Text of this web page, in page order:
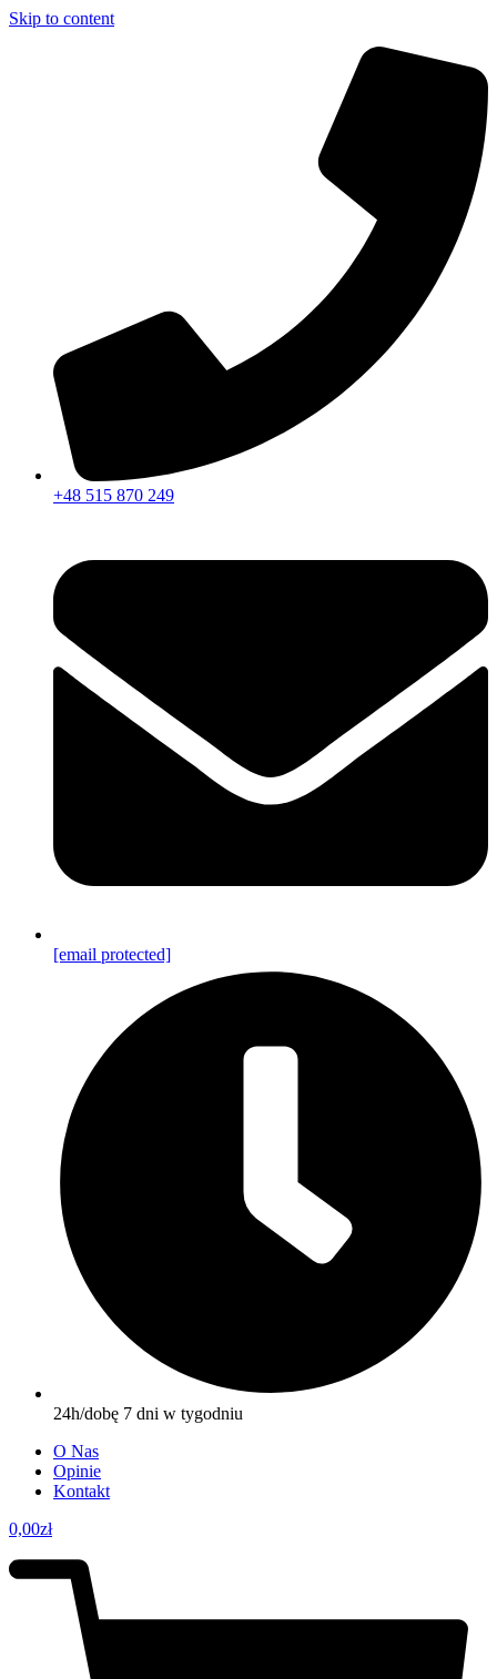
Skip to content
+48 515 870 249
[email protected]
24h/dobę 7 dni w tygodniu
O Nas
Opinie
Kontakt
0,00zł